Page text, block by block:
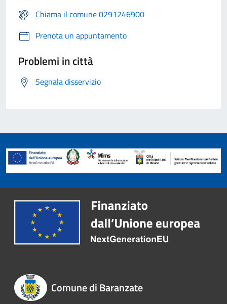
Chiama il comune 0291246900
Prenota un appuntamento
Problemi in città
Segnala disservizio
Comune di Baranzate